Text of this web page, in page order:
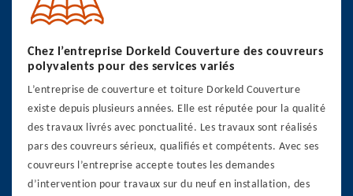
Chez l’entreprise Dorkeld Couverture des couvreurs
polyvalents pour des services variés
L’entreprise de couverture et toiture Dorkeld Couverture
existe depuis plusieurs années. Elle est réputée pour la qualité
des travaux livrés avec ponctualité. Les travaux sont réalisés
pars des couvreurs sérieux, qualifiés et compétents. Avec ses
couvreurs l’entreprise accepte toutes les demandes
d’intervention pour travaux sur du neuf en installation, des